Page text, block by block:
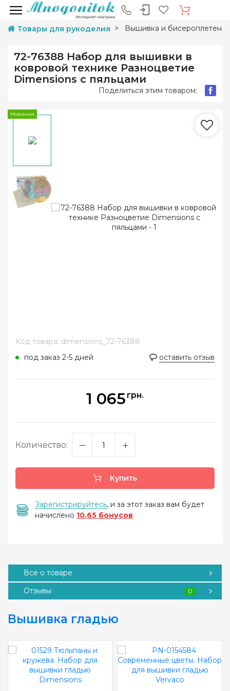
Товары для рукоделия Вышивка и
72-76388 Набор для вышивки в
ковровой технике Разноцветие
Dimensions с пяльцами
Поделиться этим товаром:
Новинка
Код товара: dimensions_72-76388
под заказ 2-5 дней
оставить отзыв
1 065 грн.
Количество:
Купить
Зарегистрируйтесь, и за этот заказ вам будет
начислено 10.65 бонусов
Все о товаре
Отзывы
0
Вышивка гладью